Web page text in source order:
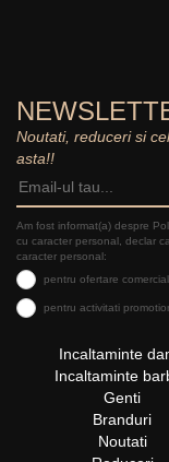
Noutati, reduceri si
asta!!
Am fost informat(a) despre
cu caracter personal, declar
caracter personal:
pentru ofertare
pentru activitati
Incaltaminte
Incaltaminte
Genti
Branduri
Noutati